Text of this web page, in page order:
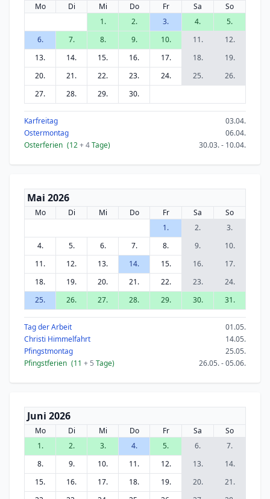
Mo Di Mi Do Fr Sa
So
1.
2. 3. 4.
5.
6.
7. 8. 9. 10. 11.
12.
13.
14. 15. 16. 17. 18.
19.
20.
21. 22. 23. 24. 25.
26.
27.
28. 29. 30.
Karfreitag
03.04.
Ostermontag
06.04.
Osterferien (12+ 4Tage) 30.03. - 10.04.
Mai 2026
Mo Di Mi Do Fr Sa
So
1.
2.
3.
4.
5. 6. 7. 8. 9.
10.
11.
12. 13. 14. 15. 16.
17.
18.
19. 20. 21. 22. 23.
24.
25.
26. 27. 28. 29. 30. 31.
Tag der Arbeit
01.05.
Christi Himmelfahrt
14.05.
Pfingstmontag
25.05.
Pfingstferien (11 + 5 Tage) 26.05. - 05.06.
Juni 2026
Mo Di Mi Do Fr Sa
So
1.
2. 3. 4. 5. 6.
7.
8.
9. 10. 11. 12. 13.
14.
15.
16. 17. 18. 19. 20.
21.